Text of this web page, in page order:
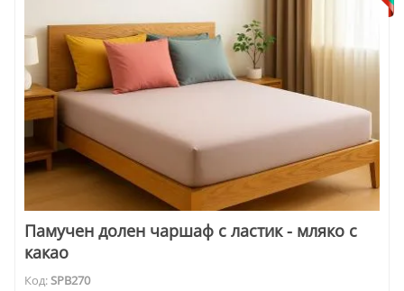
Памучен долен чаршаф с ластик - мляко с
какао
Код:SPB270